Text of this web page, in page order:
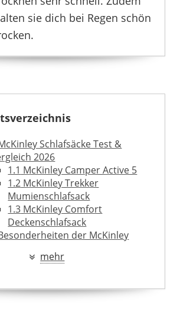
MC KINLEY
MC KINLEY
*
sie dich bei Regen schön
Schlafsäcke Test &
2026
1.1 McKinley Camper Active 5
1.2 McKinley Trekker
Mumienschlafsack
1.3 McKinley Comfort
Deckenschlafsack
der McKinley
Thermokapuze – idealer
2.2Tec Loft Compact – optimales
mehr